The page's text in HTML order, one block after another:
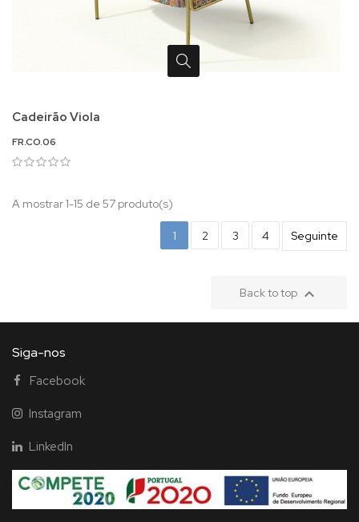
Cadeirão Viola
FR.CO.06
A mostrar 1-15 de 57 produto(s)
1 2 3 4 Seguinte
Back to top 
Siga-nos
Facebook
Instagram
LinkedIn